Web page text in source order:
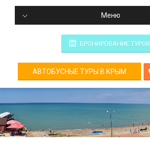
Меню
БРОНИРОВАНИЕ ТУРОВ
АВТОБУСНЫЕ ТУРЫ В КРЫМ